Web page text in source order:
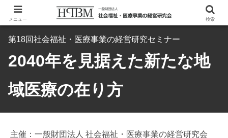
第18回社会福祉・医療事業の経営研究セミナー
2040年を見据えた新たな地
域医療の在り方
主催：一般財団法人 社会福祉・医療事業の経営研究会
メニュー 検索